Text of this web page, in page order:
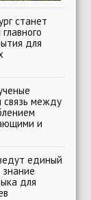
станет
для
связь между
и
единый
для